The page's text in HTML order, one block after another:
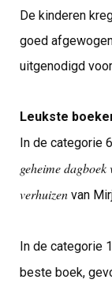
De kinderen
goed
uitgenodigd
Leukste
In de categorie
geheime dagboek
verhuizenvan
In de categorie
beste boek,